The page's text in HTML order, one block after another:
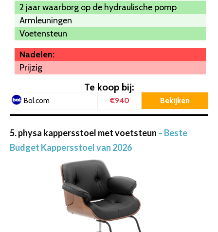
2 jaar waarborg op de hydraulische pomp
Armleuningen
Voetensteun
Nadelen:
Prijzig
Te koop bij:
Bol.com €940 Bekijken
5. physa kappersstoel met voetsteun – Beste
Budget Kappersstoel van 2026